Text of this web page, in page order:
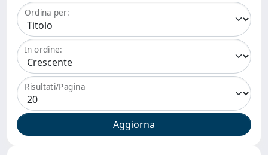
Ordina per:
In ordine:
Risultati/Pagina